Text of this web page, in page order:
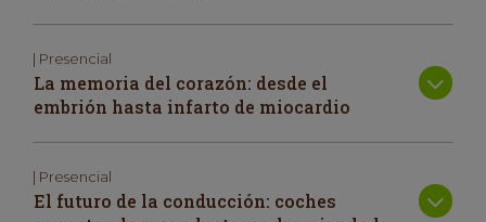
| Presencial
La memoria del corazón: desde el
embrión hasta infarto de miocardio
| Presencial
El futuro de la conducción: coches